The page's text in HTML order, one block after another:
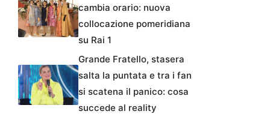
cambia orario: nuova
collocazione pomeridiana
su Rai 1
Grande Fratello, stasera
salta la puntata e tra i fan
si scatena il panico: cosa
succede al reality